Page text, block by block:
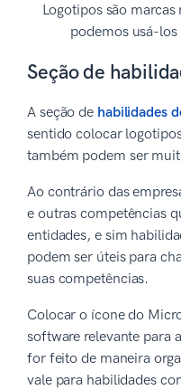
Logotipos são marcas
podemos usá-
Seção de
A seção de habilidades
sentido colocar
também podem ser
Ao contrário das
e outras competências
entidades, e sim
podem ser úteis para
suas competências.
Colocar o ícone do
software relevante para
for feito de maneira
vale para habilidades